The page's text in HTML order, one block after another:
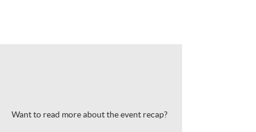
Want to read more about the event recap?